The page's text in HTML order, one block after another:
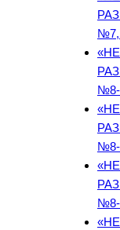
№7,
№8-
№8-
№8-